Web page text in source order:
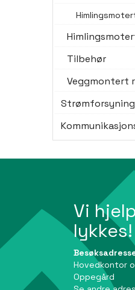
Tilbehør
Veggmontert
Vi
lykkes!
Hovedkontor
Oppegård